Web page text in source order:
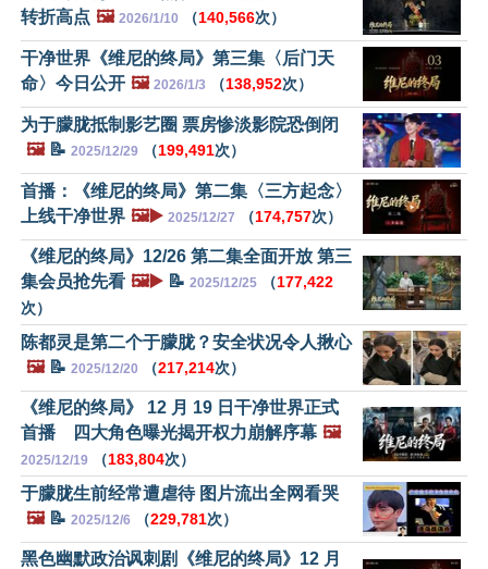
转折高点 🖼️ 2026/1/10 （140,566次）
干净世界《维尼的终局》第三集〈后门天
命〉今日公开 🖼️ 2026/1/3 （138,952次）
为于朦胧抵制影艺圈 票房惨淡影院恐倒闭
🖼️📝 2025/12/29 （199,491次）
首播：《维尼的终局》第二集〈三方起念〉
上线干净世界 🖼️▶️ 2025/12/27 （174,757次）
《维尼的终局》12/26 第二集全面开放 第三
集会员抢先看 🖼️▶️ 📝 2025/12/25 （177,422
次）
陈都灵是第二个于朦胧？安全状况令人揪心
🖼️📝 2025/12/20 （217,214次）
《维尼的终局》 12 月 19 日干净世界正式
首播 四大角色曝光揭开权力崩解序幕 🖼️
2025/12/19 （183,804次）
于朦胧生前经常遭虐待 图片流出全网看哭
🖼️📝 2025/12/6 （229,781次）
黑色幽默政治讽刺剧《维尼的终局》12 月